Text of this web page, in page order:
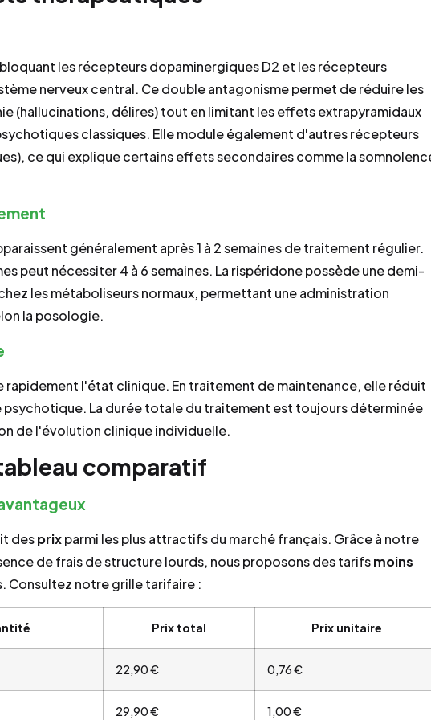
les récepteurs dopaminergiques D2 et les récepteurs
nerveux central. Ce double antagonisme permet de réduire les
(hallucinations, délires) tout en limitant les effets extrapyramidaux
classiques. Elle module également d'autres récepteurs
ce qui explique certains effets secondaires comme la
généralement après 1 à 2 semaines de traitement régulier.
peut nécessiter 4 à 6 semaines. La rispéridone possède une demi-
les métaboliseurs normaux, permettant une administration
la posologie.
rapidement l'état clinique. En traitement de maintenance, elle réduit
La durée totale du traitement est toujours déterminée
de l'évolution clinique individuelle.
comparatif
desprixparmi les plus attractifs du marché français. Grâce à notre
de frais de structure lourds, nous proposons des tarifsmoins
Consultez notre grille tarifaire :
Prix total Prix unitaire
22,90 € 0,76 €
29,90 € 1,00 €